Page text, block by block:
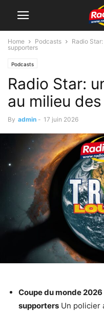
Home Podcasts
Radio
supporters
Podcasts
Radio Star:
au milieu
By admin - 17 juin 2026
Coupe du monde
supporters Un policier